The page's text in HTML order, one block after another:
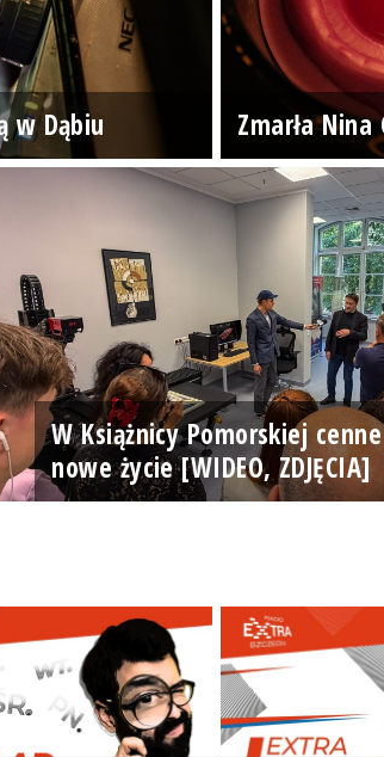
w Dąbiu Zmarła Nina
W Książnicy Pomorskiej
nowe życie [WIDEO, ZDJĘCIA]